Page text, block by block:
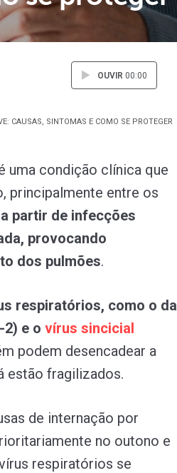
CAUSAS, SINTOMAS E COMO SE PROTEGER
OUVIR 00:00
uma condição clínica que
principalmente entre os
partir de infecções
provocando
dos pulmões.
respiratórios, como o da
2) e o vírus sincicial
podem desencadear a
estão fragilizados.
de internação por
no outono e
respiratórios se